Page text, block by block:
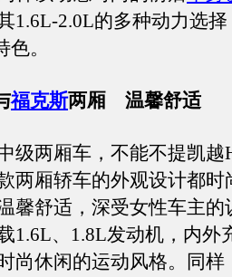
1.6L-2.0L的多种动力选
。
福克斯两厢 温馨舒适
两厢车，不能不提凯越
两厢轿车的外观设计都时
馨舒适，深受女性车主的
1.6L、1.8L发动机，内外
尚休闲的运动风格。同样